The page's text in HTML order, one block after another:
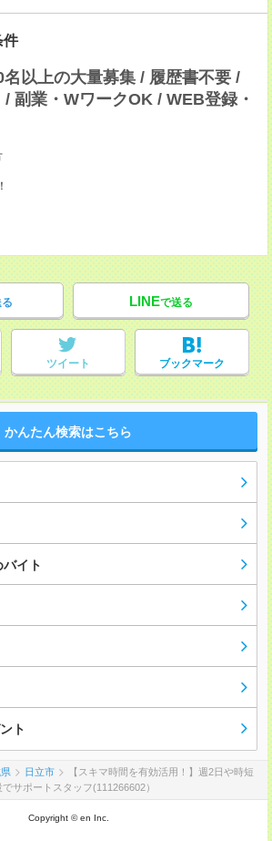
件
以上の大量募集 / 履歴書不要 /
副業・WワークOK / WEB登録・
LINEで送る
ツイート ブックマーク
かんたん検索はこちら
イト
ト
日立市
【スキマ時間を有効活用！】週2日や時短
サポートスタッフ(111266602）
Copyright © en Inc.